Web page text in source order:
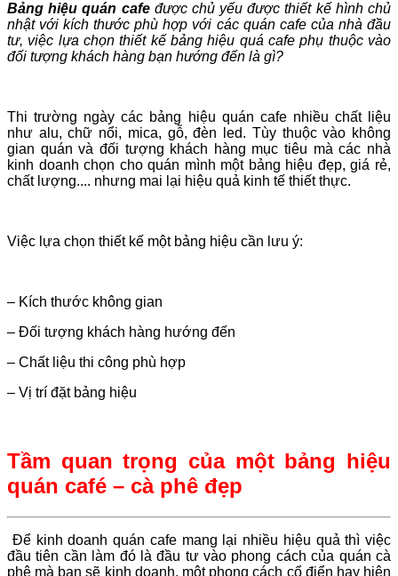
Bảng hiệu quán cafeđược chủ yếu được thiết kế hình chủ
nhật với kích thước phù hợp với các quán cafe của nhà đầu
tư, việc lựa chọn thiết kế bảng hiệu quá cafe phụ thuộc vào
đối tượng khách hàng bạn hướng đến là gì?
Thi trường ngày các bảng hiệu quán cafe nhiều chất liệu
như alu, chữ nổi, mica, gỗ, đèn led. Tùy thuộc vào không
gian quán và đối tượng khách hàng mục tiêu mà các nhà
kinh doanh chọn cho quán mình một bảng hiệu đẹp, giá rẻ,
chất lượng.... nhưng mai lại hiệu quả kinh tế thiết thực.
Việc lựa chọn thiết kế một bảng hiệu cần lưu ý:
– Kích thước không gian
– Đối tượng khách hàng hướng đến
– Chất liệu thi công phù hợp
– Vị trí đặt bảng hiệu
Tầm quan trọng của một bảng hiệu
quán café – cà phê đẹp
Để kinh doanh quán cafe mang lại nhiều hiệu quả thì việc
đầu tiên cần làm đó là đầu tư vào phong cách của quán cà
phê mà bạn sẽ kinh doanh, một phong cách cổ điển hay hiện